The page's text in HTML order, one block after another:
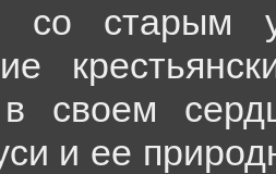
со старым
своем
и ее